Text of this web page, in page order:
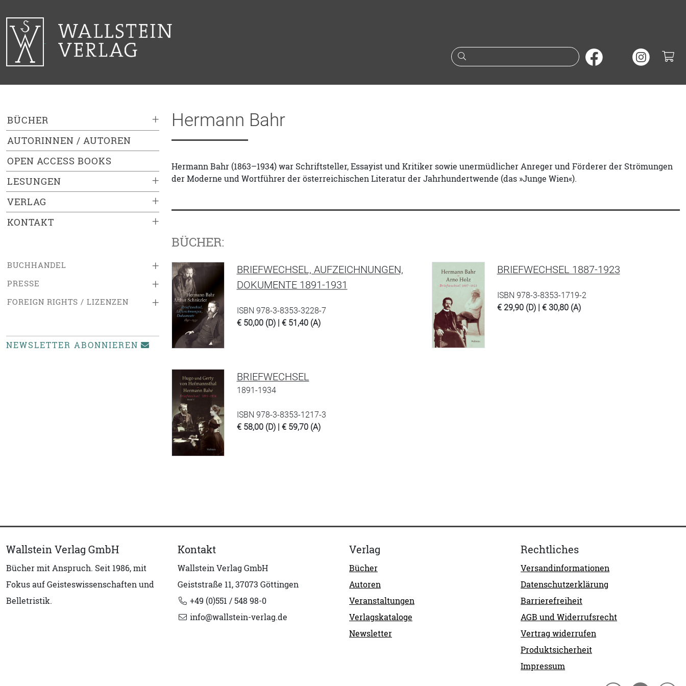
Suche nach Büchern oder
+
BÜCHER
AUTORINNEN / AUTOREN
OPEN ACCESS BOOKS
+
LESUNGEN
+
VERLAG
+
KONTAKT
+
BUCHHANDEL
+
PRESSE
+
FOREIGN RIGHTS / LIZENZEN
NEWSLETTER ABONNIEREN
Hermann Bahr
Hermann Bahr (1863–1934) war Schriftsteller, Essayist und Kritiker sowie unermüdlicher Anreger und Förderer der Strömungen
der Moderne und Wortführer der österreichischen Literatur der Jahrhundertwende (das »Junge Wien«).
BÜCHER:
BRIEFWECHSEL, AUFZEICHNUNGEN,
DOKUMENTE 1891-1931
ISBN 978-3-8353-3228-7
€ 50,00 (D) | € 51,40 (A)
BRIEFWECHSEL 1887-1923
ISBN 978-3-8353-1719-2
€ 29,90 (D) | € 30,80 (A)
BRIEFWECHSEL
1891-1934
ISBN 978-3-8353-1217-3
€ 58,00 (D) | € 59,70 (A)
Wallstein Verlag GmbH
Bücher mit Anspruch. Seit 1986, mit
Fokus auf Geisteswissenschaften und
Belletristik.
Kontakt
Wallstein Verlag GmbH
Geiststraße 11, 37073 Göttingen
+49 (0)551 / 548 98-0
info@wallstein-verlag.de
Verlag
Bücher
Autoren
Veranstaltungen
Verlagskataloge
Newsletter
Rechtliches
Versandinformationen
Datenschutzerklärung
Barrierefreiheit
AGB und Widerrufsrecht
Vertrag widerrufen
Produktsicherheit
Impressum